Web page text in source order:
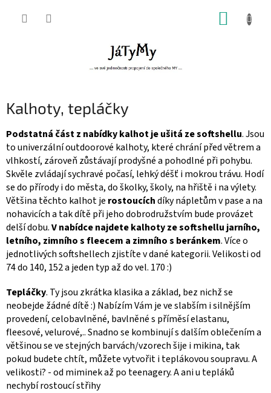
Kalhoty, tepláčky
Podstatná část z nabídky kalhot je ušitá ze softshellu. Jsou
to univerzální outdoorové kalhoty, které chrání před větrem a
vlhkostí, zároveň zůstávají prodyšné a pohodlné při pohybu.
Skvěle zvládají sychravé počasí, lehký déšť i mokrou trávu. Hodí
se do přírody i do města, do školky, školy, na hřiště i na výlety.
Většina těchto kalhot je rostoucíchdíky nápletům v pase a na
nohavicích a tak dítě při jeho dobrodružstvím bude provázet
delší dobu.V nabídce najdete kalhoty ze softshellu jarního,
letního, zimního s fleecem a zimního s beránkem. Více o
jednotlivých softshellech zjistíte v dané kategorii. Velikosti od
74 do 140, 152 a jeden typ až do vel. 170 :)
Tepláčky. Ty jsou zkrátka klasika a základ, bez nichž se
neobejde žádné dítě :) Nabízím Vám je ve slabším i silnějším
provedení, celobavlněné, bavlněné s příměsí elastanu,
fleesové, velurové,.. Snadno se kombinují s dalším oblečením a
většinou se ve stejných barvách/vzorech šije i mikina, tak
pokud budete chtít, můžete vytvořit i teplákovou soupravu. A
velikosti? - od miminek až po teenagery. A ani u tepláků
nechybí rostoucí střihy